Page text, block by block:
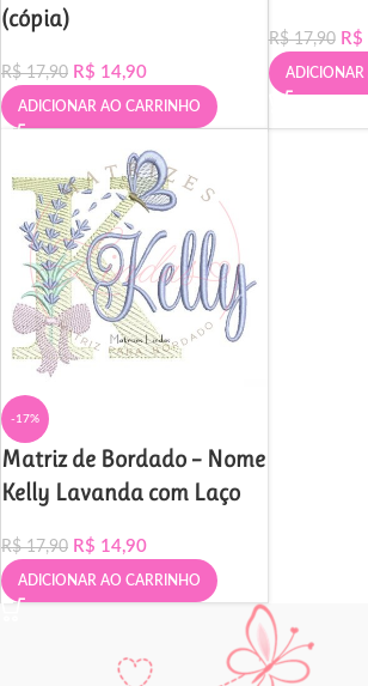
(cópia)
R$17,90 R$ 14,90
ADICIONAR AO CARRINHO
R$17,90 R$
ADICIONAR
-17%
Matriz de Bordado – Nome
Kelly Lavanda com Laço
R$17,90 R$ 14,90
ADICIONAR AO CARRINHO